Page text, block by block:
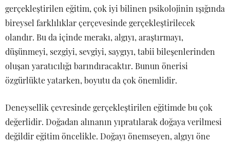
gerçekleştirilen eğitim, çok iyi bilinen psikolojinin ışığında
bireysel farklılıklar çerçevesinde gerçekleştirilecek
olandır. Bu da içinde merakı, algıyı, araştırmayı,
düşünmeyi, sezgiyi, sevgiyi, saygıyı, tabii bileşenlerinden
oluşan yaratıcılığı barındıracaktır. Bunun önerisi
özgürlükte yatarken, boyutu da çok önemlidir.
Deneysellik çevresinde gerçekleştirilen eğitimde bu çok
değerlidir. Doğadan alınanın yıpratılarak doğaya verilmesi
değildir eğitim öncelikle. Doğayı önemseyen, algıyı öne